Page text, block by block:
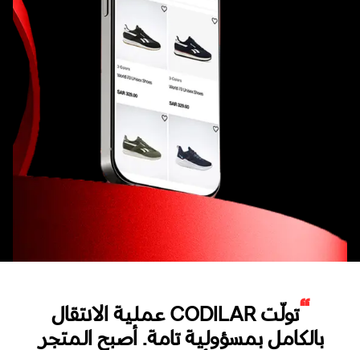
“
تولّت CODILAR عملية الانتقال
بالكامل بمسؤولية تامة. أصبح المتجر